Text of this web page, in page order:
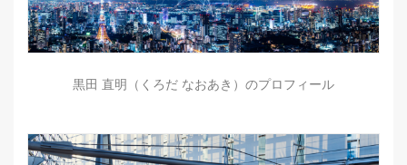
黒田 直明（くろだ なおあき）のプロフィール